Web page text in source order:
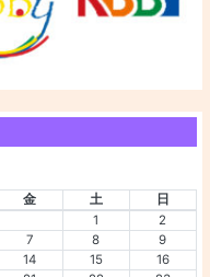
金 土
日
1
2
7 8
9
14 15
16